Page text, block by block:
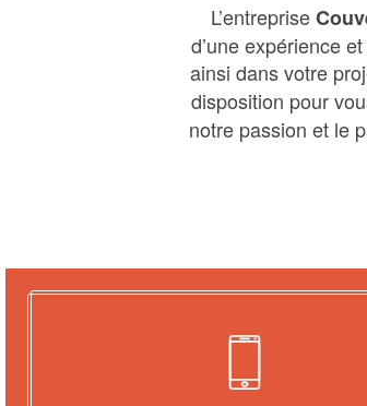
L’entreprise
d’une expérience
ainsi dans votre
disposition pour
notre passion et le